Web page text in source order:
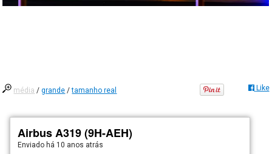
média /grande /tamanho real Like
Airbus A319 (9H-AEH)
Enviado há 10 anos atrás